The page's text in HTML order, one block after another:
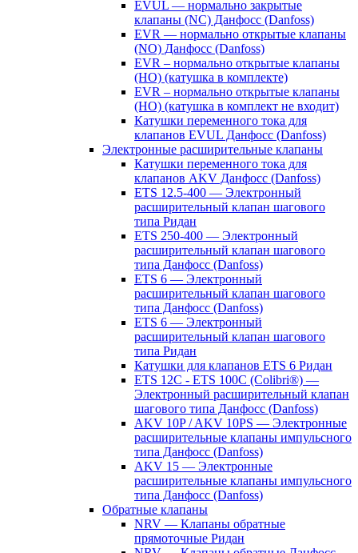
EVUL — нормально закрытые
клапаны (NC) Данфосс (Danfoss)
EVR — нормально открытые клапаны
(NO) Данфосс (Danfoss)
EVR – нормально открытые клапаны
(НО) (катушка в комплекте)
EVR – нормально открытые клапаны
(НО) (катушка в комплект не входит)
Катушки переменного тока для
клапанов EVUL Данфосс (Danfoss)
Электронные расширительные клапаны
Катушки переменного тока для
клапанов AKV Данфосс (Danfoss)
ETS 12.5-400 — Электронный
расширительный клапан шагового
типа Ридан
ETS 250-400 — Электронный
расширительный клапан шагового
типа Данфосс (Danfoss)
ETS 6 — Электронный
расширительный клапан шагового
типа Данфосс (Danfoss)
ETS 6 — Электронный
расширительный клапан шагового
типа Ридан
Катушки для клапанов ETS 6 Ридан
ETS 12C - ETS 100C (Colibri®) —
Электронный расширительный клапан
шагового типа Данфосс (Danfoss)
AKV 10P / AKV 10PS — Электронные
расширительные клапаны импульсного
типа Данфосс (Danfoss)
AKV 15 — Электронные
расширительные клапаны импульсного
типа Данфосс (Danfoss)
Обратные клапаны
NRV — Клапаны обратные
прямоточные Ридан